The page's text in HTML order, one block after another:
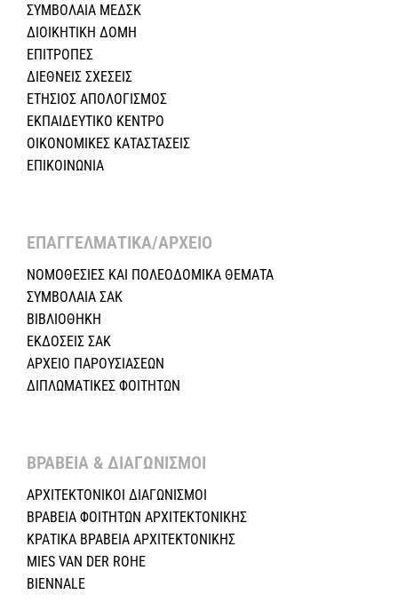
ΣΥΜΒΟΛΑΙΑ ΜΕΔΣΚ
ΔΙΟΙΚΗΤΙΚΗ ΔΟΜΗ
ΕΠΙΤΡΟΠΕΣ
ΔΙΕΘΝΕΙΣ ΣΧΕΣEIΣ
ΕΤΗΣΙΟΣ ΑΠΟΛΟΓΙΣΜΟΣ
ΕΚΠΑΙΔΕΥΤΙΚΟ ΚΕΝΤΡΟ
ΟΙΚΟΝΟΜΙΚΕΣ ΚΑΤΑΣΤΑΣΕΙΣ
ΕΠΙΚΟΙΝΩΝΙΑ
ΕΠΑΓΓΕΛΜΑΤΙΚΑ/ΑΡΧΕΙΟ ​
ΝΟΜΟΘΕΣΙΕΣ KAI ΠΟΛΕΟΔΟΜΙΚΑ ΘΕΜΑΤΑ
ΣΥΜΒΟΛΑΙΑ ΣΑΚ
ΒΙΒΛΙΟΘΗΚΗ
ΕΚΔΟΣΕΙΣ ΣΑΚ
ΑΡΧΕΙΟ ΠΑΡΟΥΣΙΑΣΕΩΝ
ΔΙΠΛΩΜΑΤΙΚΕΣ ΦΟΙΤΗΤΩΝ
ΒΡΑΒΕΙΑ & ΔΙΑΓΩΝΙΣΜΟΙ ​
ΑΡΧΙΤΕΚΤΟΝΙΚΟΙ ΔΙΑΓΩΝΙΣΜΟΙ
ΒΡΑΒΕΙΑ ΦΟΙΤΗΤΩΝ ΑΡΧΙΤΕΚΤΟΝΙΚΗΣ
ΚΡΑΤΙΚΑ ΒΡΑΒΕΙΑ ΑΡΧΙΤΕΚΤΟΝΙΚΗΣ
MIES VAN DER ROHE
BIENNALE